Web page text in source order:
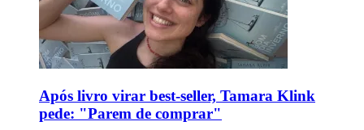
Após livro virar best-seller, Tamara Klink
pede: "Parem de comprar"